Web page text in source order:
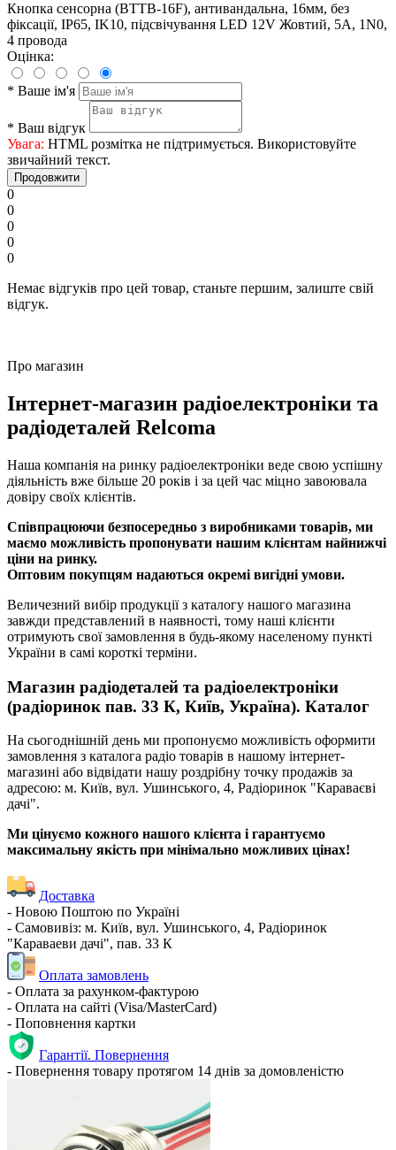
Кнопка сенсорна (BTTB-16F), антивандальна, 16мм, без
фіксації, IP65, IK10, підсвічування LED 12V Жовтий, 5А, 1N0,
4 провода
Оцінка:
* Ваше ім'я
* Ваш відгук
Увага: HTML розмітка не підтримується. Використовуйте
звичайний текст.
Продовжити
0
0
0
0
0
Немає відгуків про цей товар, станьте першим, залиште свій
відгук.
Про магазин
Інтернет-магазин радіоелектроніки та
радіодеталей Relcoma
Наша компанія на ринку радіоелектроніки веде свою успішну
діяльність вже більше 20 років і за цей час міцно завоювала
довіру своїх клієнтів.
Співпрацюючи безпосередньо з виробниками товарів, ми
маємо можливість пропонувати нашим клієнтам найнижчі
ціни на ринку.
Оптовим покупцям надаються окремі вигідні умови.
Величезний вибір продукції з каталогу нашого магазина
завжди представлений в наявності, тому наші клієнти
отримують свої замовлення в будь-якому населеному пункті
України в самі короткі терміни.
Магазин радіодеталей та радіоелектроніки
(радіоринок пав. 33 К, Київ, Україна). Каталог
На сьогоднішній день ми пропонуємо можливість оформити
замовлення з каталога радіо товарів в нашому інтернет-
магазині або відвідати нашу роздрібну точку продажів за
адресою: м. Київ, вул. Ушинського, 4, Радіоринок "Караваєві
дачі".
Ми цінуємо кожного нашого клієнта і гарантуємо
максимальну якість при мінімально можливих цінах!
Доставка
- Новою Поштою по Україні
- Самовивіз: м. Київ, вул. Ушинського, 4, Радіоринок
"Караваеви дачі", пав. 33 К
Оплата замовлень
- Оплата за рахунком-фактурою
- Оплата на сайті (Visa/MasterCard)
- Поповнення картки
Гарантії. Повернення
- Повернення товару протягом 14 днів за домовленістю